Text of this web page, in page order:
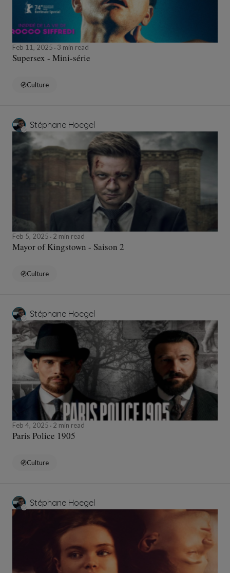
Feb 11, 2025 3 min read
Supersex - Mini-série
Culture
Stéphane Hoegel
Feb 5, 2025 2 min read
Mayor of Kingstown - Saison 2
Culture
Stéphane Hoegel
Feb 4, 2025 2 min read
Paris Police 1905
Culture
Stéphane Hoegel